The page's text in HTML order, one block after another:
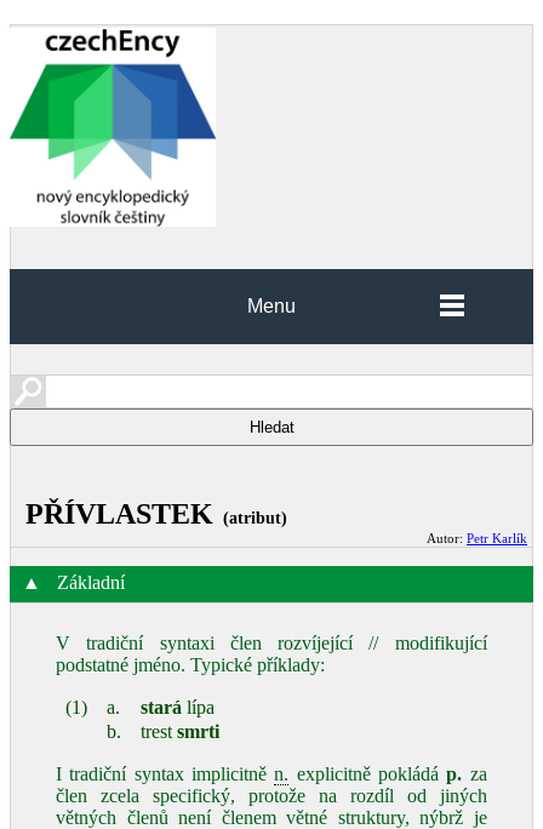
Menu
PŘÍVLASTEK (atribut)
Autor: Petr Karlík
▲ Základní
V tradiční syntaxi člen rozvíjející // modifikující
podstatné jméno. Typické příklady:
(1) a. stará lípa
b.
trest smrti
I tradiční syntax implicitněn. explicitně pokládáp. za
člen zcela specifický, protože na rozdíl od jiných
větných členů není členem větné struktury, nýbrž je